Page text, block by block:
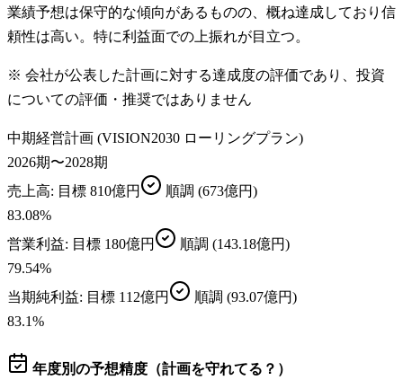
業績予想は保守的な傾向があるものの、概ね達成しており信
頼性は高い。特に利益面での上振れが目立つ。
※ 会社が公表した計画に対する達成度の評価であり、投資
についての評価・推奨ではありません
中期経営計画 (VISION2030 ローリングプラン)
2026期〜2028期
売上高: 目標 810億円 順調 (673億円)
83.08%
営業利益: 目標 180億円 順調 (143.18億円)
79.54%
当期純利益: 目標 112億円 順調 (93.07億円)
83.1%
年度別の予想精度（計画を守れてる？）